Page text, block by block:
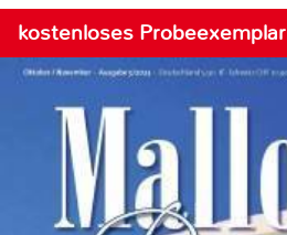
kostenloses Probeexemplar